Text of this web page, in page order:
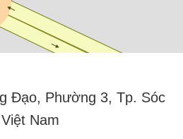
Đạo, Phường 3, Tp. Sóc
Nam